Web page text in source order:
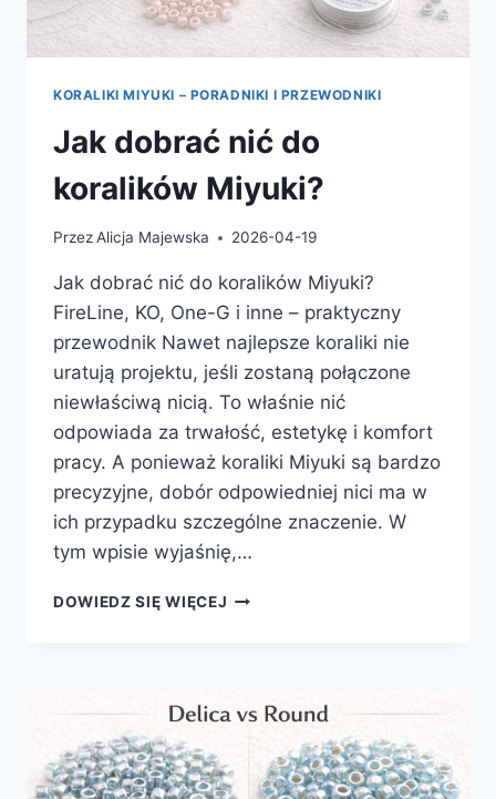
KORALIKI MIYUKI – PORADNIKI I PRZEWODNIKI
Jak dobrać nić do
koralików Miyuki?
PrzezAlicja Majewska 2026-04-19
Jak dobrać nić do koralików Miyuki?
FireLine, KO, One-G i inne – praktyczny
przewodnik Nawet najlepsze koraliki nie
uratują projektu, jeśli zostaną połączone
niewłaściwą nicią. To właśnie nić
odpowiada za trwałość, estetykę i komfort
pracy. A ponieważ koraliki Miyuki są bardzo
precyzyjne, dobór odpowiedniej nici ma w
ich przypadku szczególne znaczenie. W
tym wpisie wyjaśnię,…
DOWIEDZ SIĘ WIĘCEJ JAK
MIYUKI?